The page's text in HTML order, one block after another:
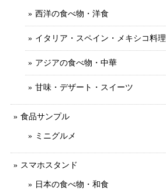
西洋の食べ物・洋食
イタリア・スペイン・メキシコ料理
アジアの食べ物・中華
甘味・デザート・スイーツ
食品サンプル
ミニグルメ
スマホスタンド
日本の食べ物・和食